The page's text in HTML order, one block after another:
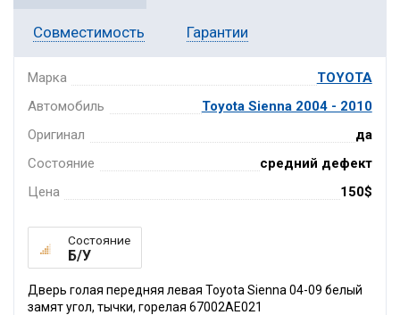
Совместимость Гарантии
Марка
TOYOTA
Автомобиль
Toyota Sienna 2004 - 2010
Оригинал
да
Состояние
средний дефект
Цена
150$
Состояние
Б/У
Дверь голая передняя левая Toyota Sienna 04-09 белый
замят угол, тычки, горелая 67002AE021